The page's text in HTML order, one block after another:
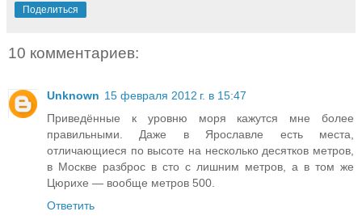
Поделиться
10 комментариев:
Unknown 15 февраля 2012 г. в 15:47
Приведённые к уровню моря кажутся мне более
правильными. Даже в Ярославле есть места,
отличающиеся по высоте на несколько десятков метров,
в Москве разброс в сто с лишним метров, а в том же
Цюрихе — вообще метров 500.
Ответить